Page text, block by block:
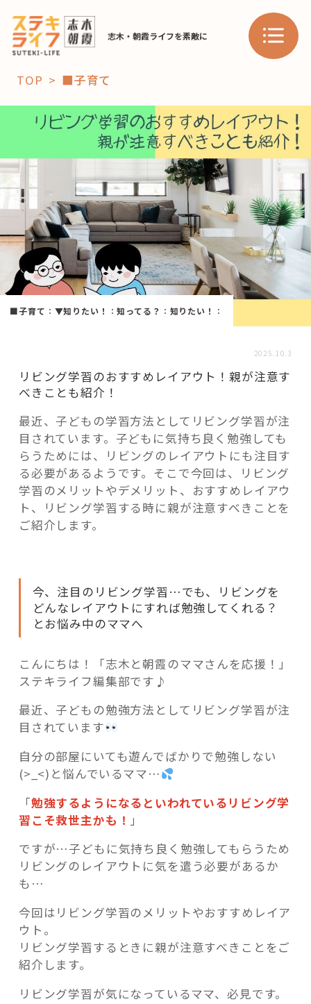
志木・朝霞ライフを素敵に
「コト」
子育て
暮らし
おすすめ
スポット 学び・教育
「場」
HAREL HAREL
活用事例
「モノ」
fleXe リノベ事例
「ひと」
協賛・協力店
これからの暮らし 住み替え相談
記事検索
TOP ■子育て
■子育て ： ▼知りたい！ ：知ってる？ ： 知りたい！ ：
2025.10.3
リビング学習のおすすめレイアウト！親が注意す
べきことも紹介！
最近、子どもの学習方法としてリビング学習が注
目されています。子どもに気持ち良く勉強しても
らうためには、リビングのレイアウトにも注目す
る必要があるようです。そこで今回は、リビング
学習のメリットやデメリット、おすすめレイアウ
ト、リビング学習する時に親が注意すべきことを
ご紹介します。
今、注目のリビング学習…でも、リビングを
どんなレイアウトにすれば勉強してくれる？
とお悩み中のママへ
こんにちは！「志木と朝霞のママさんを応援！」
ステキライフ編集部です♪
最近、子どもの勉強方法としてリビング学習が注
目されています
自分の部屋にいても遊んでばかりで勉強しない
(>_<)と悩んでいるママ…
「勉強するようになるといわれているリビング学
習こそ救世主かも！ 」
ですが…子どもに気持ち良く勉強してもらうため
リビングのレイアウトに気を遣う必要があるか
も…
今回はリビング学習のメリットやおすすめレイア
ウト。
リビング学習するときに親が注意すべきことをご
紹介します。
リビング学習が気になっているママ、必見です。